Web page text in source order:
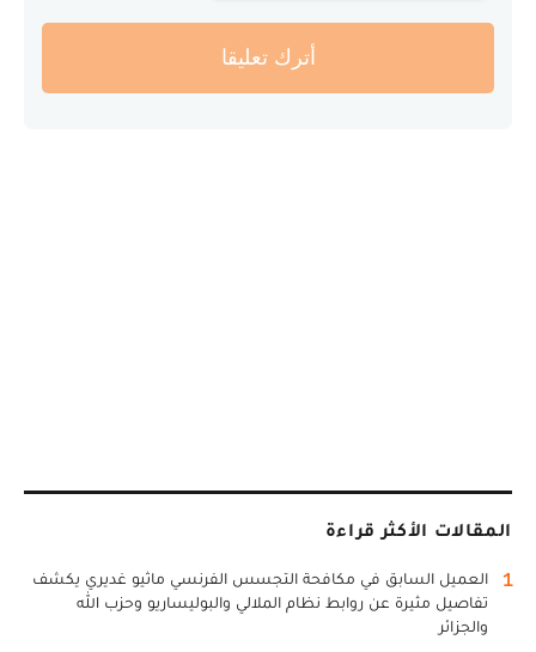
أترك تعليقا
المقالات الأكثر قراءة
1
العميل السابق في مكافحة التجسس الفرنسي ماثيو غديري يكشف
تفاصيل مثيرة عن روابط نظام الملالي والبوليساريو وحزب الله
والجزائر